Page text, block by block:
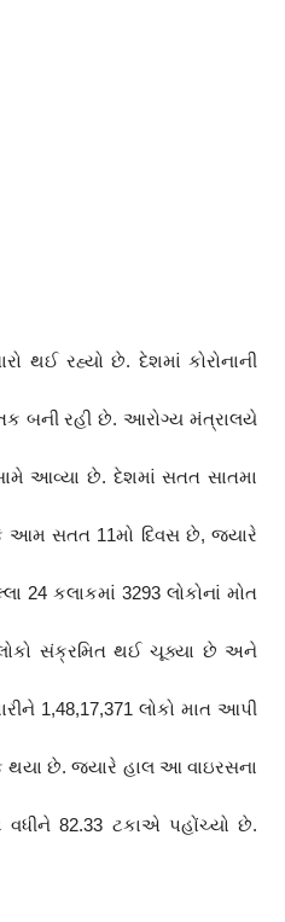
થઈ રહ્યો છે. દેશમાં કોરોનાની
બની રહી છે. આરોગ્ય મંત્રાલયે
આવ્યા છે. દેશમાં સતત સાતમા
આમ સતત 11મો દિવસ છે, જ્યારે
24 કલાકમાં 3293 લોકોનાં મોત
સંક્રમિત થઈ ચૂક્યા છે અને
1,48,17,371 લોકો માત આપી
થયા છે. જ્યારે હાલ આ વાઇરસના
વધીને 82.33 ટકાએ પહોંચ્યો છે.